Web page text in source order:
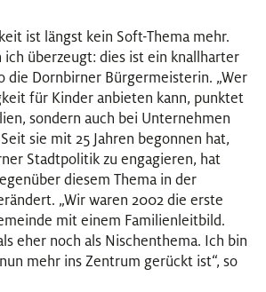
ist längst kein Soft-Thema mehr.
überzeugt: dies ist ein knallharter
die Dornbirner Bürgermeisterin. „Wer
für Kinder anbieten kann, punktet
sondern auch bei Unternehmen
sie mit 25 Jahren begonnen hat,
Stadtpolitik zu engagieren, hat
diesem Thema in der
„Wir waren 2002 die erste
mit einem Familienleitbild.
eher noch als Nischenthema. Ich bin
mehr ins Zentrum gerückt ist“, so